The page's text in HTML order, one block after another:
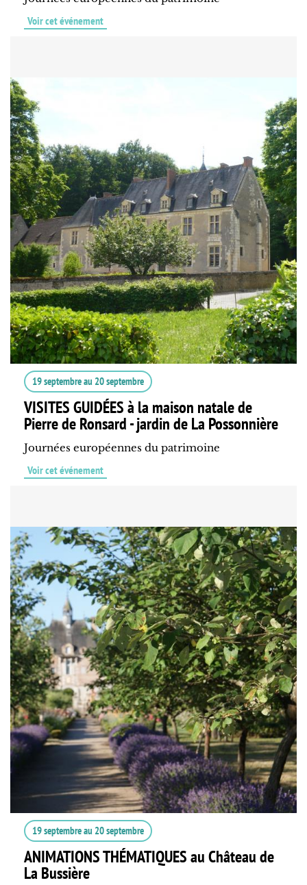
Voir cet événement
19 septembreau 20 septembre
VISITES GUIDÉES à la maison natale de
Pierre de Ronsard - jardin de La Possonnière
Journées européennes du patrimoine
Voir cet événement
19 septembreau 20 septembre
ANIMATIONS THÉMATIQUES au Château de
La Bussière